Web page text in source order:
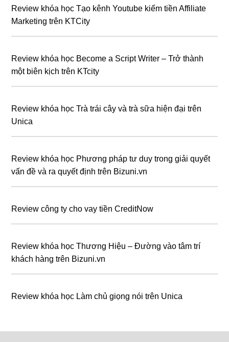
Review khóa học Tạo kênh Youtube kiếm tiền Affiliate
Marketing trên KTCity
Review khóa học Become a Script Writer – Trở thành
một biên kịch trên KTcity
Review khóa học Trà trái cây và trà sữa hiện đại trên
Unica
Review khóa học Phương pháp tư duy trong giải quyết
vấn đề và ra quyết định trên Bizuni.vn
Review công ty cho vay tiền CreditNow
Review khóa học Thương Hiệu – Đường vào tâm trí
khách hàng trên Bizuni.vn
Review khóa học Làm chủ giọng nói trên Unica